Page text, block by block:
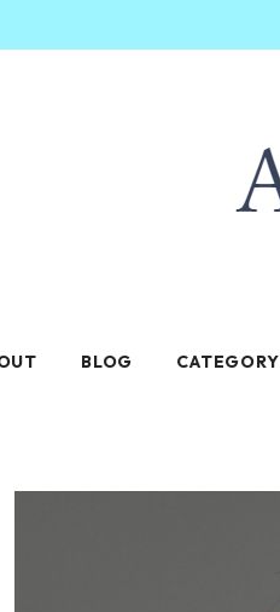
BLOG CATEGORY